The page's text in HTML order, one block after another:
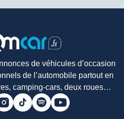
de véhicules d’occasion
de l’automobile partout en
camping-cars, deux roues…